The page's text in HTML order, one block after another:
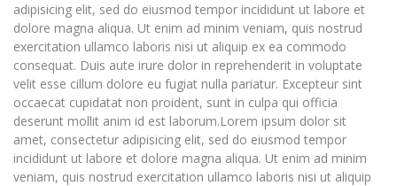
adipisicing elit, sed do eiusmod tempor incididunt ut labore et
dolore magna aliqua. Ut enim ad minim veniam, quis nostrud
exercitation ullamco laboris nisi ut aliquip ex ea commodo
consequat. Duis aute irure dolor in reprehenderit in voluptate
velit esse cillum dolore eu fugiat nulla pariatur. Excepteur sint
occaecat cupidatat non proident, sunt in culpa qui officia
deserunt mollit anim id est laborum.Lorem ipsum dolor sit
amet, consectetur adipisicing elit, sed do eiusmod tempor
incididunt ut labore et dolore magna aliqua. Ut enim ad minim
veniam, quis nostrud exercitation ullamco laboris nisi ut aliquip